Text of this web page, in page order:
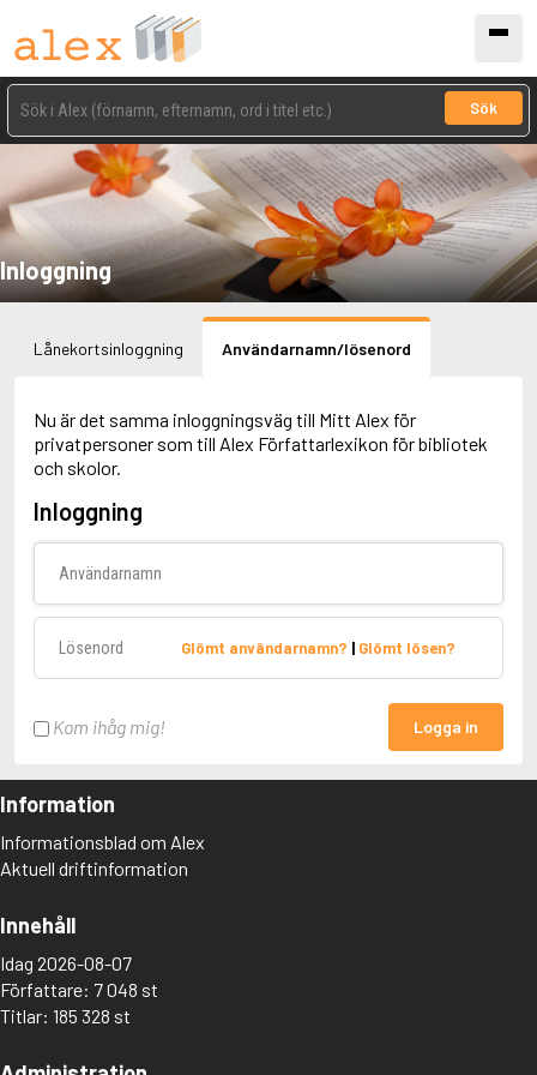
Sök
Inloggning
Lånekortsinloggning Användarnamn/lösenord
Nu är det samma inloggningsväg till Mitt Alex för
privatpersoner som till Alex Författarlexikon för bibliotek
och skolor.
Inloggning
Glömt användarnamn? | Glömt lösen?
Kom ihåg mig! Logga in
Information
Informationsblad om Alex
Aktuell driftinformation
Innehåll
Idag 2026-08-07
Författare: 7 048 st
Titlar: 185 328 st